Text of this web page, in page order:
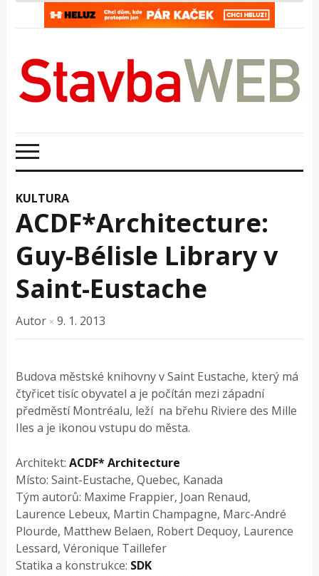
KULTURA
ACDF*Architecture:
Guy-Bélisle Library v
Saint-Eustache
Autor × 9. 1. 2013
Budova městské knihovny v Saint Eustache, který má
čtyřicet tisíc obyvatel a je počítán mezi západní
předměstí Montréalu, leží na břehu Riviere des Mille
Iles a je ikonou vstupu do města.
Architekt:ACDF* Architecture
Místo: Saint-Eustache, Quebec, Kanada
Tým autorů: Maxime Frappier, Joan Renaud,
Laurence Lebeux, Martin Champagne, Marc-André
Plourde, Matthew Belaen, Robert Dequoy, Laurence
Lessard, Véronique Taillefer
Statika a konstrukce: SDK